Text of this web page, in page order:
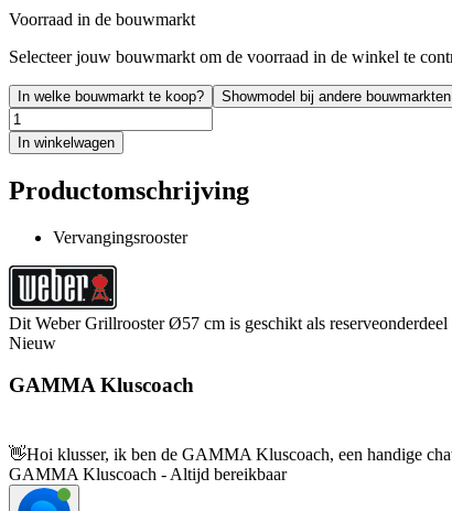
Voorraad in de bouwmarkt
Selecteer jouw bouwmarkt om de voorraad in de winkel te
In welke bouwmarkt te koop? Showmodel bij andere bouwmarkten
In winkelwagen
Productomschrijving
Vervangingsrooster
Dit Weber Grillrooster Ø57 cm is geschikt als
Nieuw
GAMMA Kluscoach
👋Hoi klusser, ik ben de GAMMA Kluscoach, een handige
GAMMA Kluscoach - Altijd bereikbaar